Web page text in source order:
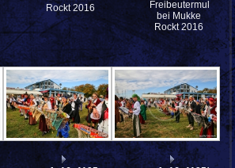
Rockt 2016
Freibeutermukke
bei Mukke
Rockt 2016